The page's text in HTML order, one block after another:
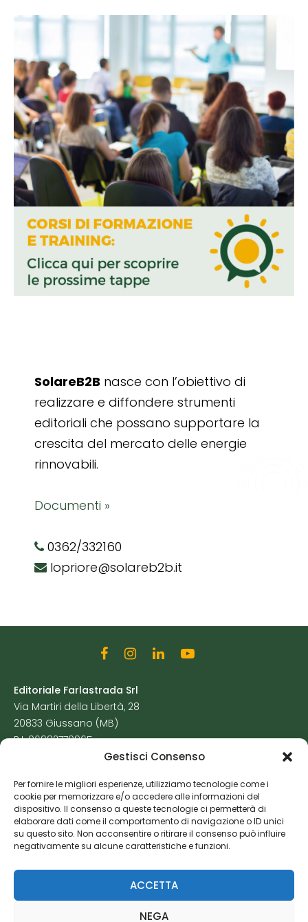
Gestisci Consenso
Per fornire le migliori esperienze, utilizziamo tecnologie come i
cookie per memorizzare e/o accedere alle informazioni del
dispositivo. Il consenso a queste tecnologie ci permetterà di
elaborare dati come il comportamento di navigazione o ID unici
su questo sito. Non acconsentire o ritirare il consenso può influire
negativamente su alcune caratteristiche e funzioni.
ACCETTA
NEGA
SolareB2B nasce con l’obiettivo di
realizzare e diffondere strumenti
editoriali che possano supportare la
crescita del mercato delle energie
rinnovabili.
Documenti »
0362/332160
lopriore@solareb2b.it
Editoriale Farlastrada Srl
Via Martiri della Libertà, 28
20833 Giussano (MB)
P.I. 06982770965
Cookie Policy
Risorse Aggiuntive